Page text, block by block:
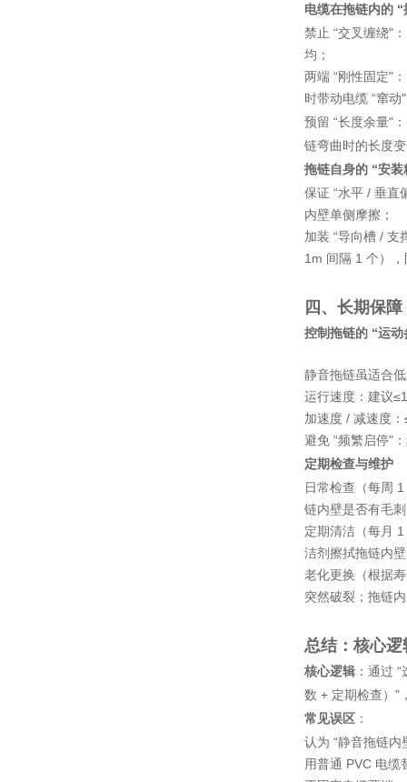
电缆在拖链内的
禁止 “交叉缠绕"
均；
两端 “刚性固定"
时带动电缆 “窜
预留 “长度余量"
链弯曲时的长度
拖链自身的 “安
保证 “水平 / 垂直
内壁单侧摩擦；
加装 “导向槽 /
1m 间隔 1 个）
四、长期保
控制拖链的 “运
静音拖链虽适合
运行速度：建议
加速度 / 减速度
避免 “频繁启停"
定期检查与维护
日常检查（每周
链内壁是否有毛
定期清洁（每月
洁剂擦拭拖链内
老化更换（根据
突然破裂；拖链
总结：核心
核心逻辑 ：通过
数 + 定期检查）"
常见误区 ：
认为 “静音拖链内
用普通 PVC 电缆